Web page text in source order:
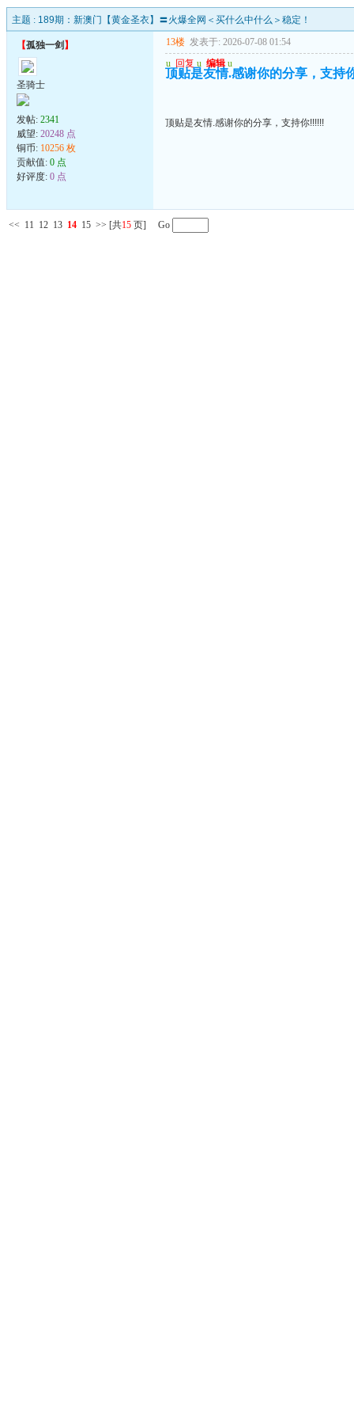
主题 : 189期：新澳门【黄金圣衣】〓火爆全网＜买什么中什么＞稳定！
【孤独一剑 】
圣骑士
发帖: 2341
威望: 20248 点
铜币: 10256 枚
贡献值: 0 点
好评度: 0 点
13楼 发表于: 2026-07-08 01:54
u 回复 u 编辑 u
顶贴是友情.感谢你的分享，支持
顶贴是友情.感谢你的分享，支持你!!!!!!
<< 11 12 13 14 15 >> [共15 页] Go